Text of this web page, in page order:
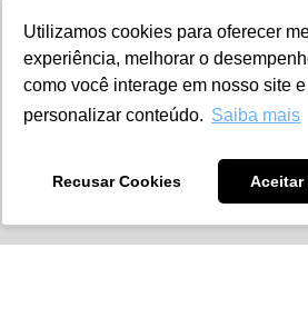
Utilizamos cookies para oferecer
experiência, melhorar o
como você interage em nosso site e
personalizar conteúdo. Saiba mais
Recusar Cookies Aceitar
Assessoria de Imprensa:
Comunicação Vertical
Elenita Andrade